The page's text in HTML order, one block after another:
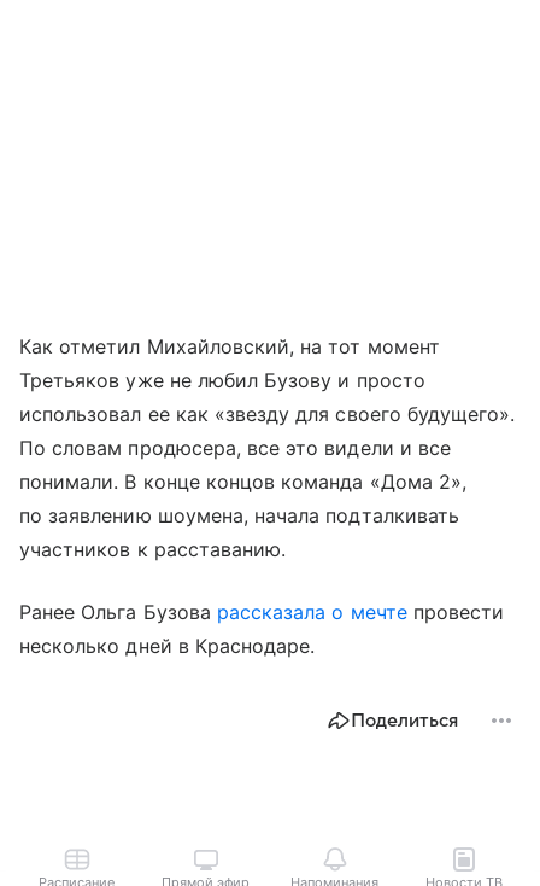
Как отметил Михайловский, на тот момент
Третьяков уже не любил Бузову и просто
использовал ее как «звезду для своего будущего».
По словам продюсера, все это видели и все
понимали. В конце концов команда «Дома 2»,
по заявлению шоумена, начала подталкивать
участников к расставанию.
Ранее Ольга Бузова рассказала о мечтепровести
несколько дней в Краснодаре.
Поделиться
Расписание Прямой эфир Напоминания Новости ТВ